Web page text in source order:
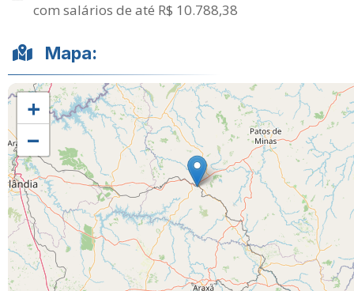
com salários de até R$ 10.788,38
Mapa:
+
−